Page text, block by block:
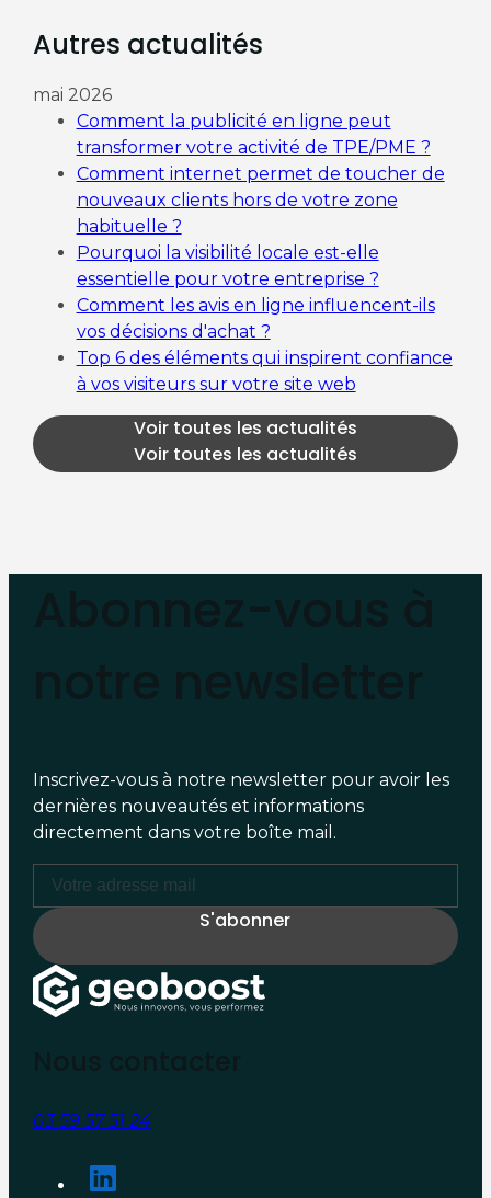
Autres actualités
mai 2026
Comment la publicité en ligne peut
transformer votre activité de TPE/PME ?
Comment internet permet de toucher de
nouveaux clients hors de votre zone
habituelle ?
Pourquoi la visibilité locale est-elle
essentielle pour votre entreprise ?
Comment les avis en ligne influencent-ils
vos décisions d'achat ?
Top 6 des éléments qui inspirent confiance
à vos visiteurs sur votre site web
Voir toutes les actualités
Voir toutes les actualités
Inscrivez-vous à notre newsletter pour avoir les
dernières nouveautés et informations
directement dans votre boîte mail.
03 59 57 51 24